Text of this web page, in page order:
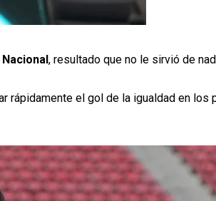
, resultado que no le sirvió de
rápidamente el gol de la igualdad en los